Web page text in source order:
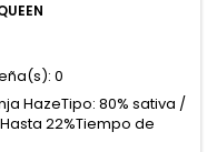
0
HazeTipo: 80% sativa /
22%Tiempo de
en